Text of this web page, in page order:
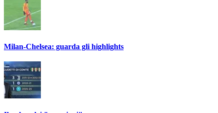
Milan-Chelsea: guarda gli highlights